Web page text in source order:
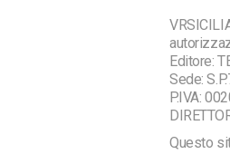
Editore:
Sede:
P.IVA:
Questo